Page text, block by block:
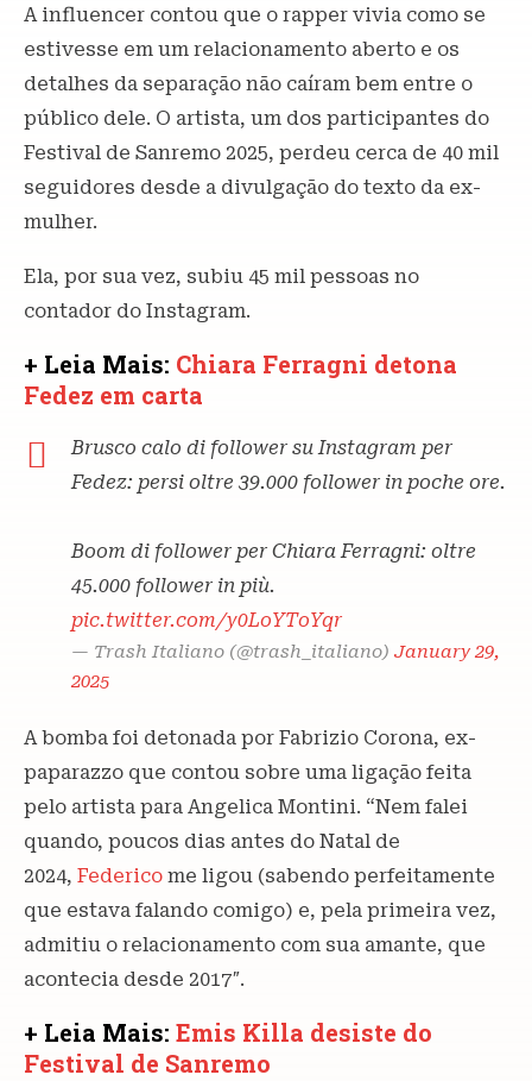
A influencer contou que o rapper vivia como se
estivesse em um relacionamento aberto e os
detalhes da separação não caíram bem entre o
público dele. O artista, um dos participantes do
Festival de Sanremo 2025, perdeu cerca de 40 mil
seguidores desde a divulgação do texto da ex-
mulher.
Ela, por sua vez, subiu 45 mil pessoas no
contador do Instagram.
+ Leia Mais: Chiara Ferragni detona
Fedez em carta
Brusco calo di follower su Instagram per
Fedez: persi oltre 39.000 follower in poche ore.
Boom di follower per Chiara Ferragni: oltre
45.000 follower in più.
pic.twitter.com/y0LoYToYqr
— Trash Italiano (@trash_italiano) January 29,
2025
A bomba foi detonada por Fabrizio Corona, ex-
paparazzo que contou sobre uma ligação feita
pelo artista para Angelica Montini. “Nem falei
quando, poucos dias antes do Natal de
2024, Federico me ligou (sabendo perfeitamente
que estava falando comigo) e, pela primeira vez,
admitiu o relacionamento com sua amante, que
acontecia desde 2017″.
+ Leia Mais: Emis Killa desiste do
Festival de Sanremo